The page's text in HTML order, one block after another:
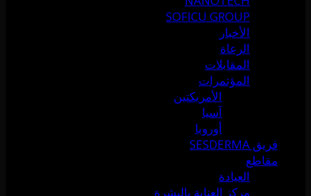
SOFICU GROUP
الأخبار
الرعاة
المقابلات
المؤتمرات
الأمريكتين
آسيا
أوروبا
فريق SESDERMA
مقاطع
العيادة
مركز العناية بالبشرة